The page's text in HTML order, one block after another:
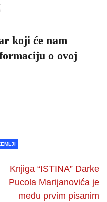
koji će nam
o ovoj
Knjiga “ISTINA” Darke
Pucola Marijanovića je
među prvim pisanim